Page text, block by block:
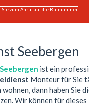
Sie zum Anruf auf die Rufnummer
Seebergen
Seebergen ist ein
Monteur für Sie
dann haben Sie
Wir können für